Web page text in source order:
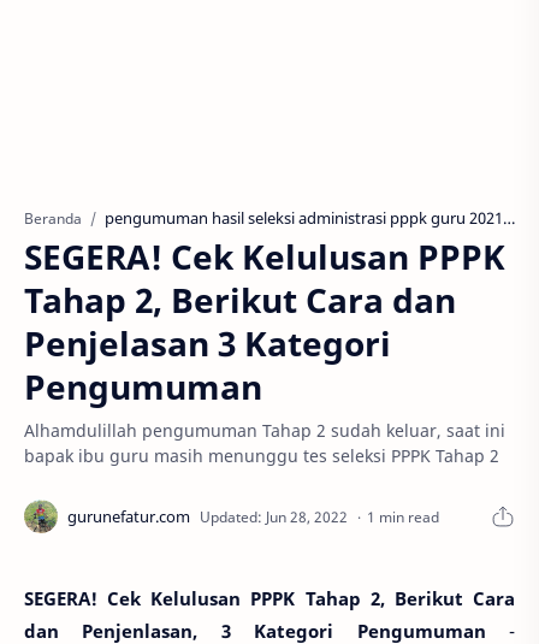
Beranda pengumuman hasil seleksi administrasi pppk guru 2021
SEGERA! Cek Kelulusan PPPK
Tahap 2, Berikut Cara dan
Penjelasan 3 Kategori
Pengumuman
Alhamdulillah pengumuman Tahap 2 sudah keluar, saat ini
bapak ibu guru masih menunggu tes seleksi PPPK Tahap 2
1 min read
SEGERA! Cek Kelulusan PPPK Tahap 2, Berikut Cara
dan Penjenlasan, 3 Kategori Pengumuman -